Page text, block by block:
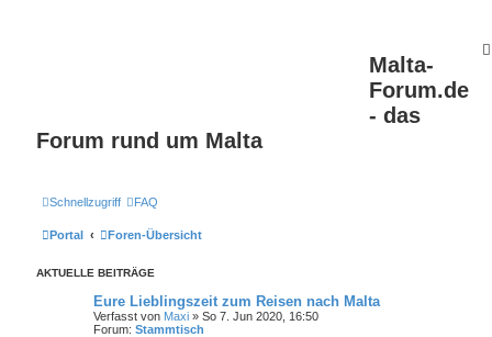
Malta-
Forum.de
- das
Forum rund um Malta
Schnellzugriff FAQ
Portal Foren-Übersicht
AKTUELLE BEITRÄGE
Eure Lieblingszeit zum Reisen nach Malta
Verfasst von Maxi » So 7. Jun 2020, 16:50
Forum: Stammtisch